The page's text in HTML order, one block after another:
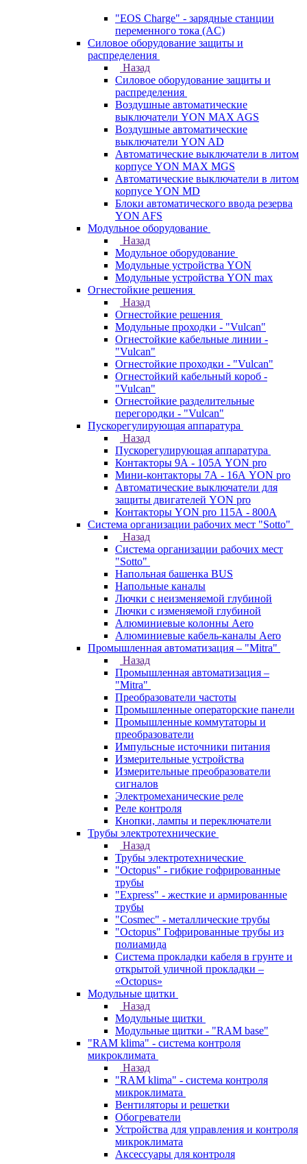
"EOS Charge" - зарядные станции
переменного тока (AC)
Силовое оборудование защиты и
распределения
Назад
Силовое оборудование защиты и
распределения
Воздушные автоматические
выключатели YON MAX AGS
Воздушные автоматические
выключатели YON AD
Автоматические выключатели в литом
корпусе YON MAX MGS
Автоматические выключатели в литом
корпусе YON MD
Блоки автоматического ввода резерва
YON AFS
Модульное оборудование
Назад
Модульное оборудование
Модульные устройства YON
Модульные устройства YON max
Огнестойкие решения
Назад
Огнестойкие решения
Модульные проходки - "Vulcan"
Огнестойкие кабельные линии -
"Vulcan"
Огнестойкие проходки - "Vulcan"
Огнестойкий кабельный короб -
"Vulcan"
Огнестойкие разделительные
перегородки - "Vulcan"
Пускорегулирующая аппаратура
Назад
Пускорегулирующая аппаратура
Контакторы 9А - 105А YON pro
Мини-контакторы 7А - 16А YON pro
Автоматические выключатели для
защиты двигателей YON pro
Контакторы YON pro 115А - 800А
Система организации рабочих мест "Sotto"
Назад
Система организации рабочих мест
"Sotto"
Напольная башенка BUS
Напольные каналы
Лючки с неизменяемой глубиной
Лючки с изменяемой глубиной
Алюминиевые колонны Aero
Алюминиевые кабель-каналы Aero
Промышленная автоматизация – "Mitra"
Назад
Промышленная автоматизация –
"Mitra"
Преобразователи частоты
Промышленные операторские панели
Промышленные коммутаторы и
преобразователи
Импульсные источники питания
Измерительные устройства
Измерительные преобразователи
сигналов
Электромеханические реле
Реле контроля
Кнопки, лампы и переключатели
Трубы электротехнические
Назад
Трубы электротехнические
"Octopus" - гибкие гофрированные
трубы
"Express" - жесткие и армированные
трубы
"Cosmec" - металлические трубы
"Octopus" Гофрированные трубы из
полиамида
Система прокладки кабеля в грунте и
открытой уличной прокладки –
«Octopus»
Модульные щитки
Назад
Модульные щитки
Модульные щитки - "RAM base"
"RAM klima" - система контроля
микроклимата
Назад
"RAM klima" - система контроля
микроклимата
Вентиляторы и решетки
Обогреватели
Устройства для управления и контроля
микроклимата
Аксессуары для контроля